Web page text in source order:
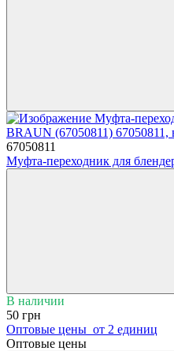
67050811
Муфта-переходник для
В наличии
50 грн
Оптовые цены от 2 единиц
Оптовые цены